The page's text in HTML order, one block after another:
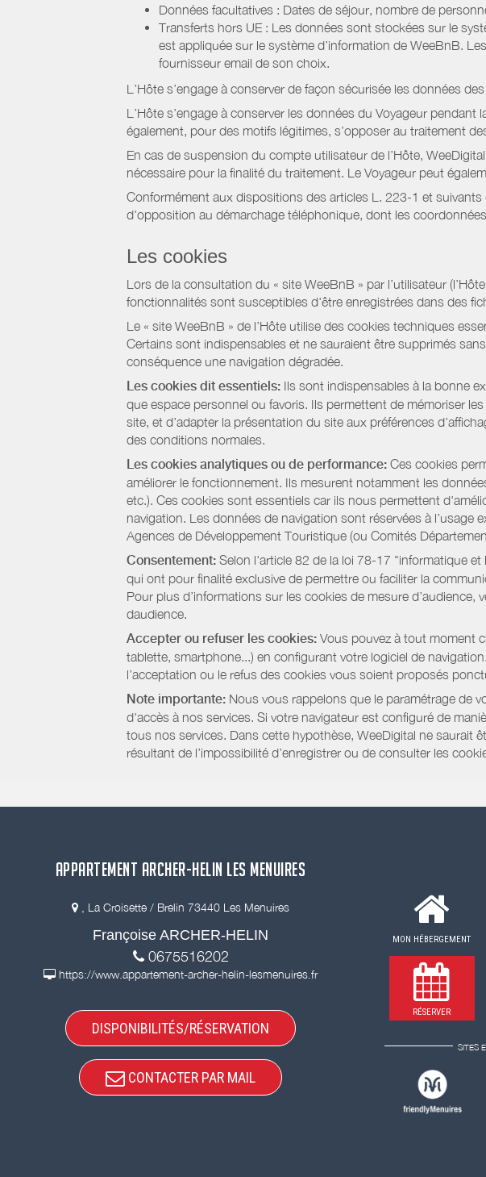
Données facultatives : Dates de séjour, nombre de
Transferts hors UE : Les données sont stockées sur le
est appliquée sur le système d’information de WeeBnB.
fournisseur email de son choix.
L’Hôte s’engage à conserver de façon sécurisée les données
L’Hôte s’engage à conserver les données du Voyageur
également, pour des motifs légitimes, s’opposer au traitement
En cas de suspension du compte utilisateur de l’Hôte,
nécessaire pour la finalité du traitement. Le Voyageur peut
Conformément aux dispositions des articles L. 223-1 et
d'opposition au démarchage téléphonique, dont les
Les cookies
Lors de la consultation du « site WeeBnB » par l’utilisateur
fonctionnalités sont susceptibles d'être enregistrées dans des
Le « site WeeBnB » de l’Hôte utilise des cookies techniques
Certains sont indispensables et ne sauraient être supprimés
conséquence une navigation dégradée.
Les cookies dit essentiels: Ils sont indispensables à la bonne
que espace personnel ou favoris. Ils permettent de mémoriser
site, et d’adapter la présentation du site aux préférences
des conditions normales.
Les cookies analytiques ou de performance: Ces cookies
améliorer le fonctionnement. Ils mesurent notamment les
etc.). Ces cookies sont essentiels car ils nous permettent
navigation. Les données de navigation sont réservées à l’usage
Agences de Développement Touristique (ou Comités
Consentement: Selon l'article 82 de la loi 78-17 "informatique
qui ont pour finalité exclusive de permettre ou faciliter la
Pour plus d’informations sur les cookies de mesure
daudience.
Accepter ou refuser les cookies: Vous pouvez à tout moment
tablette, smartphone...) en configurant votre logiciel de
l’acceptation ou le refus des cookies vous soient proposés
Note importante: Nous vous rappelons que le paramétrage de
d'accès à nos services. Si votre navigateur est configuré de
tous nos services. Dans cette hypothèse, WeeDigital ne saurait
résultant de l’impossibilité d’enregistrer ou de consulter les
APPARTEMENT ARCHER-HELIN LES MENUIRES
, La Croisette / Brelin 73440 Les Menuires
Françoise ARCHER-HELIN
0675516202
https://www.appartement-archer-helin-lesmenuires.fr
DISPONIBILITÉS/RÉSERVATION
CONTACTER PAR MAIL
MON HÉBERGEMENT
RÉSERVER
SITES